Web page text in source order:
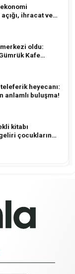
ihracat ve
merkezi oldu:
Kafe
heyecanı:
anlamlı buluşma!
kitabı
çocukların